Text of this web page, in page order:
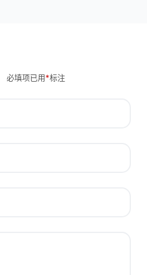
必填项已用*标注